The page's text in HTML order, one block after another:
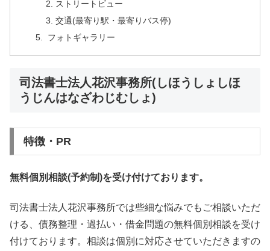
ストリートビュー
交通(最寄り駅・最寄りバス停)
フォトギャラリー
司法書士法人花沢事務所(しほうしょしほ
うじんはなざわじむしょ)
特徴・PR
無料個別相談(予約制)を受け付けております。
司法書士法人花沢事務所では些細な悩みでもご相談いただ
ける、債務整理・過払い・借金問題の無料個別相談を受け
付けております。相談は個別に対応させていただきますの